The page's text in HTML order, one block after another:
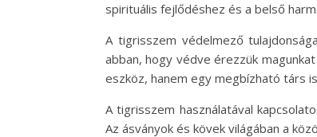
spirituális fejlődéshez és a belső
A tigrisszem védelmező
abban, hogy védve érezzük
eszköz, hanem egy megbízható társ
A tigrisszem használatával
Az ásványok és kövek világában a